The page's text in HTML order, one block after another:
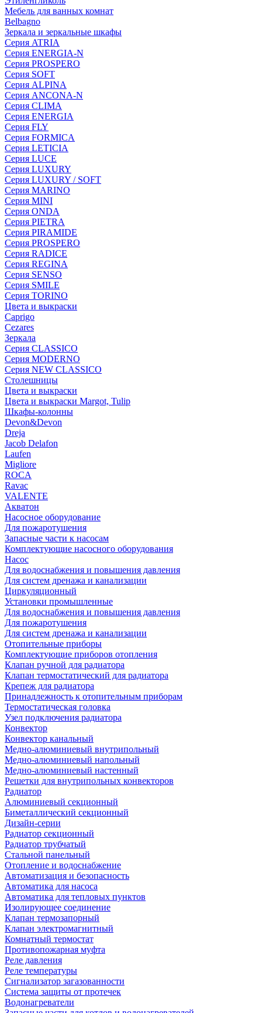
Мебель для ванных комнат
Belbagno
Зеркала и зеркальные шкафы
Серия ATRIA
Серия ENERGIA-N
Серия PROSPERO
Серия SOFT
Серия ALPINA
Серия ANCONA-N
Серия CLIMA
Серия ENERGIA
Серия FLY
Серия FORMICA
Серия LETICIA
Серия LUCE
Серия LUXURY
Серия LUXURY / SOFT
Серия MARINO
Серия MINI
Серия ONDA
Серия PIETRA
Серия PIRAMIDE
Серия PROSPERO
Серия RADICE
Серия REGINA
Серия SENSO
Серия SMILE
Серия TORINO
Цвета и выкраски
Caprigo
Cezares
Зеркала
Серия CLASSICO
Серия MODERNO
Серия NEW CLASSICO
Столешницы
Цвета и выкраски
Цвета и выкраски Margot, Tulip
Шкафы-колонны
Devon&Devon
Dreja
Jacob Delafon
Laufen
Migliore
ROCA
Rаvac
VALENTE
Акватон
Насосное оборудование
Для пожаротушения
Запасные части к насосам
Комплектующие насосного оборудования
Насос
Для водоснабжения и повышения давления
Для систем дренажа и канализации
Циркуляционный
Установки промышленные
Для водоснабжения и повышения давления
Для пожаротушения
Для систем дренажа и канализации
Отопительные приборы
Комплектующие приборов отопления
Клапан ручной для радиатора
Клапан термостатический для радиатора
Крепеж для радиатора
Принадлежность к отопительным приборам
Термостатическая головка
Узел подключения радиатора
Конвектор
Конвектор канальный
Медно-алюминиевый внутрипольный
Медно-алюминиевый напольный
Медно-алюминиевый настенный
Решетки для внутрипольных конвекторов
Радиатор
Алюминиевый секционный
Биметаллический секционный
Дизайн-серии
Радиатор секционный
Радиатор трубчатый
Стальной панельный
Отопление и водоснабжение
Автоматизация и безопасность
Автоматика для насоса
Автоматика для тепловых пунктов
Изолирующее соединение
Клапан термозапорный
Клапан электромагнитный
Комнатный термостат
Противопожарная муфта
Реле давления
Реле температуры
Сигнализатор загазованности
Система защиты от протечек
Водонагреватели